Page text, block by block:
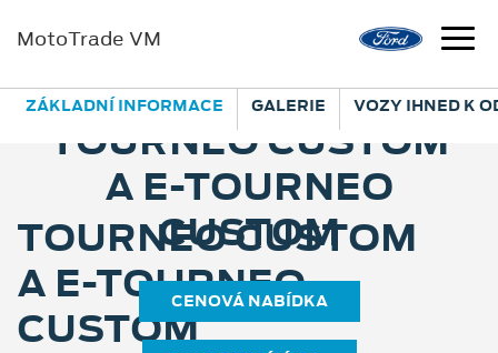
MotoTrade VM
TOURNEO CUSTOM
A E⁠-⁠TOURNEO
CUSTOM
CENOVÁ NABÍDKA
ZÁKLADNÍ INFORMACE GALERIE VOZY IHNED K
TOURNEO CUSTOM
A E⁠-⁠TOURNEO
CUSTOM